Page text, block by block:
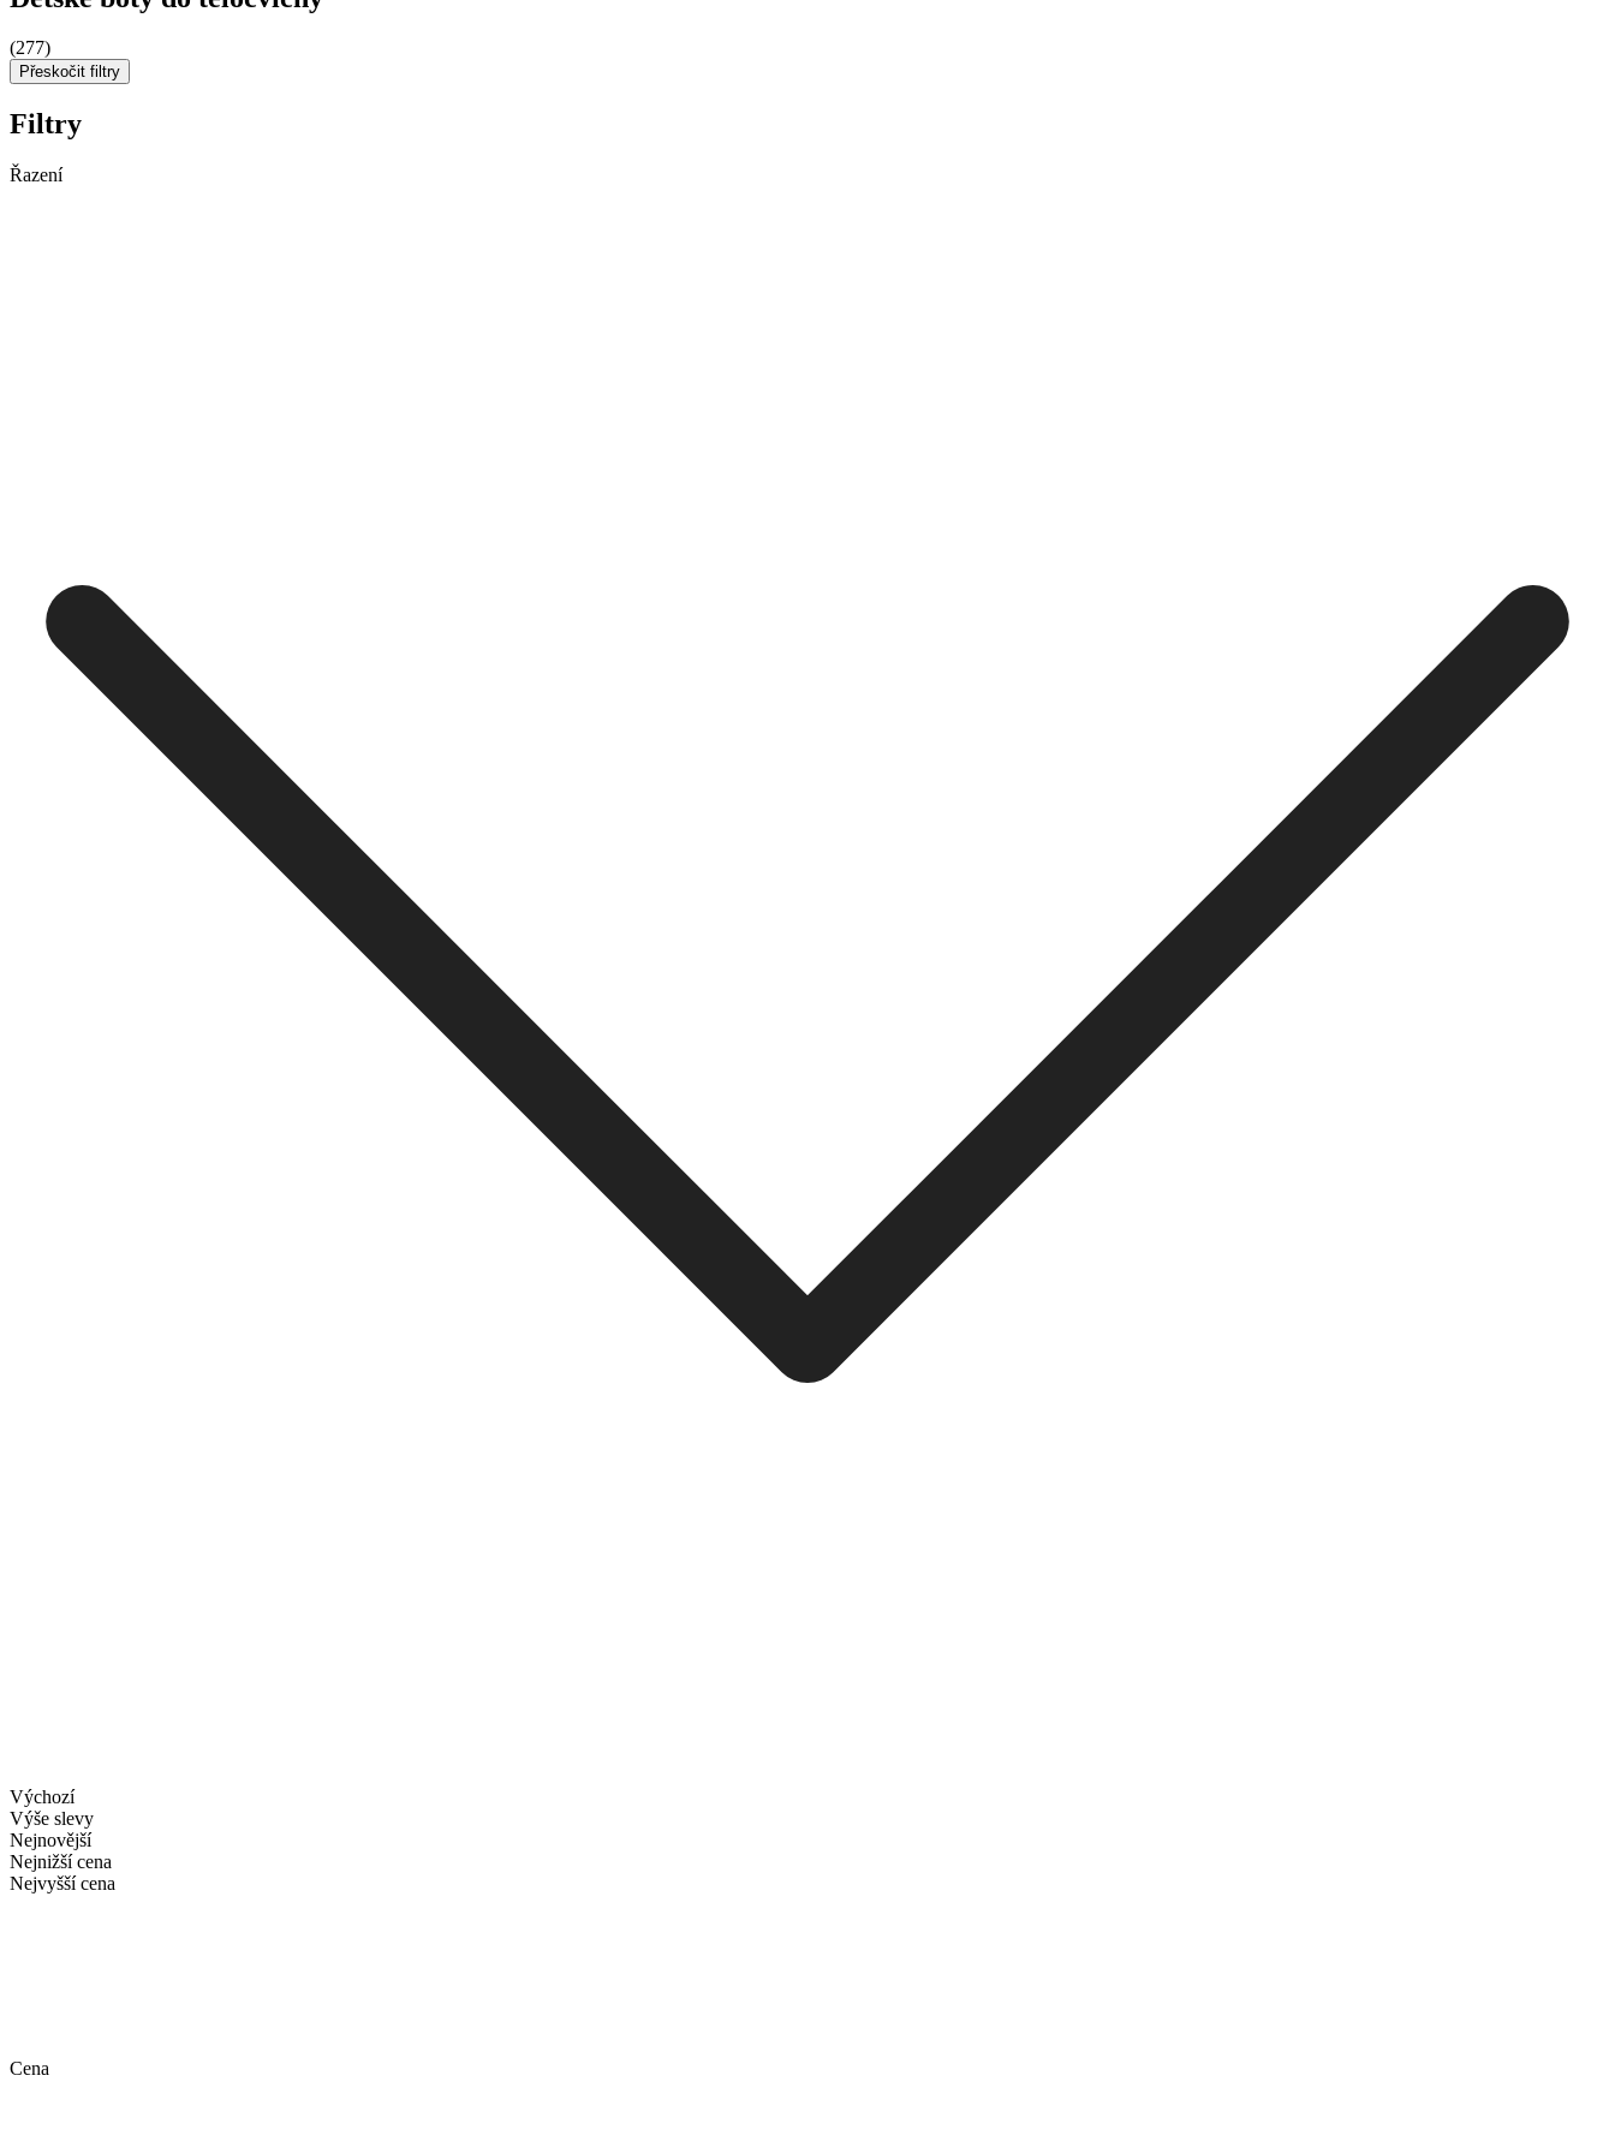
(277)
Přeskočit filtry
Filtry
Řazení
Výchozí
Výše slevy
Nejnovější
Nejnižší cena
Nejvyšší cena
Cena